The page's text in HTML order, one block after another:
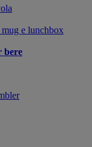
e lunchbox
bere